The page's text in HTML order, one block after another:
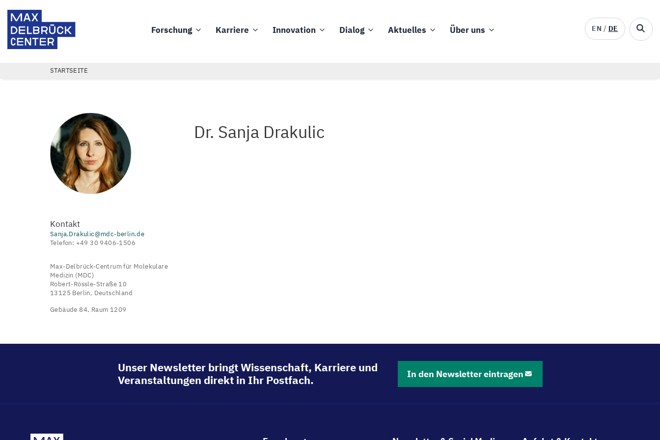
zum
Inhalt
Forschung Karriere Innovation Dialog Aktuelles Über uns EN DE
PFADNAVIGATION
STARTSEITE
Dr. Sanja Drakulic
Kontakt
Sanja.Drakulic@mdc-berlin.de
Telefon: +49 30 9406-1506
Max-Delbrück-Centrum für Molekulare
Medizin (MDC)
Robert-Rössle-Straße 10
13125 Berlin, Deutschland
Gebäude 84, Raum 1209
Unser Newsletter bringt Wissenschaft, Karriere und
Veranstaltungen direkt in Ihr Postfach.
In den Newsletter eintragen